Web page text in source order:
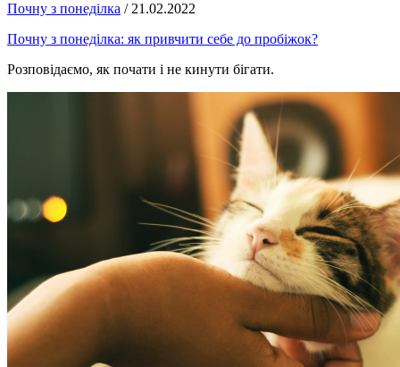
Почну з понеділка / 21.02.2022
Почну з понеділка: як привчити себе до пробіжок?
Розповідаємо, як почати і не кинути бігати.